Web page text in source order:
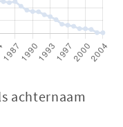
achternaam